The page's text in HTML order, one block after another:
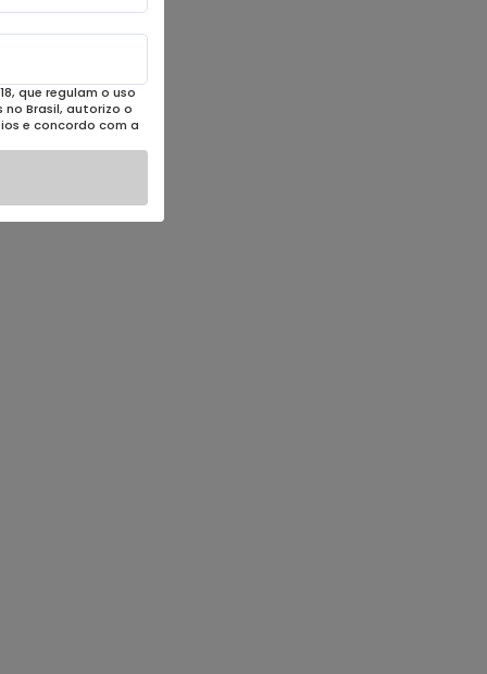
que regulam o uso
Brasil, autorizo o
e concordo com a